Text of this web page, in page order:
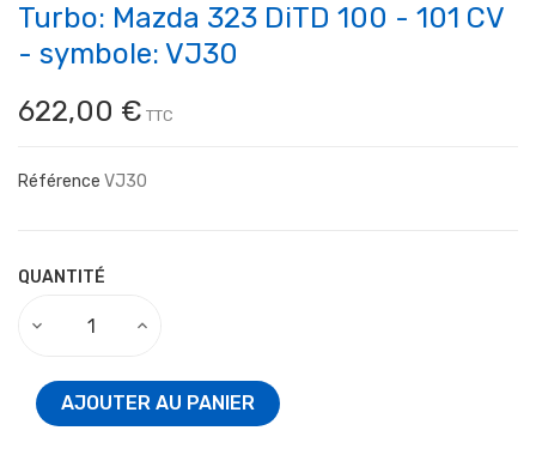
Turbo: Mazda 323 DiTD 100 - 101 CV
- symbole: VJ30
622,00 € TTC
Référence VJ30
QUANTITÉ
AJOUTER AU PANIER